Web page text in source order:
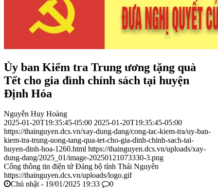
Ủy ban Kiểm tra Trung ương tặng quà
Tết cho gia đình chính sách tại huyện
Định Hóa
Nguyễn Huy Hoàng
2025-01-20T19:35:45-05:00 2025-01-20T19:35:45-05:00
https://thainguyen.dcs.vn/xay-dung-dang/cong-tac-kiem-tra/uy-ban-
kiem-tra-trung-uong-tang-qua-tet-cho-gia-dinh-chinh-sach-tai-
huyen-dinh-hoa-1260.html https://thainguyen.dcs.vn/uploads/xay-
dung-dang/2025_01/image-20250121073330-3.png
Cổng thông tin điện tử Đảng bộ tỉnh Thái Nguyên
https://thainguyen.dcs.vn/uploads/logo.gif
Chủ nhật - 19/01/2025 19:33
0